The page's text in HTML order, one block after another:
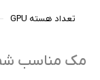
تعداد هسته GPU
مک مناسب